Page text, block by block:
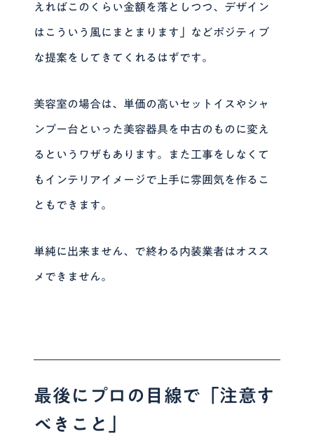
えればこのくらい金額を落としつつ、デザイン
はこういう風にまとまります」などポジティブ
な提案をしてきてくれるはずです。
美容室の場合は、単価の高いセットイスやシャ
ンプー台といった美容器具を中古のものに変え
るというワザもあります。また工事をしなくて
もインテリアイメージで上手に雰囲気を作るこ
ともできます。
単純に出来ません、で終わる内装業者はオスス
メできません。
最後にプロの目線で「注意す
べきこと」